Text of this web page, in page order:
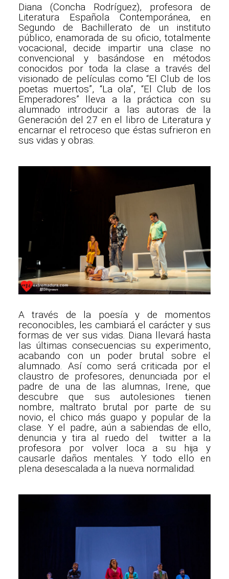
Diana (Concha Rodríguez), profesora de
Literatura Española Contemporánea, en
Segundo de Bachillerato de un instituto
público, enamorada de su oficio, totalmente
vocacional, decide impartir una clase no
convencional y basándose en métodos
conocidos por toda la clase a través del
visionado de películas como “El Club de los
poetas muertos”, “La ola”, “El Club de los
Emperadores” lleva a la práctica con su
alumnado introducir a las autoras de la
Generación del 27 en el libro de Literatura y
encarnar el retroceso que éstas sufrieron en
sus vidas y obras.
A través de la poesía y de momentos
reconocibles, les cambiará el carácter y sus
formas de ver sus vidas. Diana llevará hasta
las últimas consecuencias su experimento,
acabando con un poder brutal sobre el
alumnado. Así como será criticada por el
claustro de profesores, denunciada por el
padre de una de las alumnas, Irene, que
descubre que sus autolesiones tienen
nombre, maltrato brutal por parte de su
novio, el chico más guapo y popular de la
clase. Y el padre, aún a sabiendas de ello,
denuncia y tira al ruedo del twitter a la
profesora por volver loca a su hija y
causarle daños mentales. Y todo ello en
plena desescalada a la nueva normalidad.